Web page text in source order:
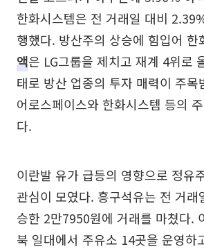
한화시스템은 전 거래일 대비
행했다. 방산주의 상승에 힘입어 한
액은 LG그룹을 제치고 재계 4위로
태로 방산 업종의 투자 매력이 주목
어로스페이스와 한화시스템 등의
다.
이란발 유가 급등의 영향으로 정유
관심이 모였다. 흥구석유는 전 거
승한 2만7950원에 거래를 마쳤다.
북 일대에서 주유소 14곳을 운영하